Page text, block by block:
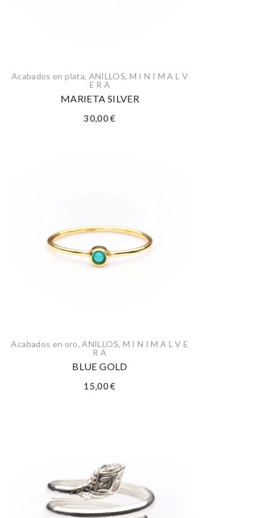
Acabados en plata, ANILLOS, M I N I M A L V
E R A
MARIETA SILVER
30,00€
Acabados en oro,ANILLOS, M I N I M A L V E
R A
BLUE GOLD
15,00€